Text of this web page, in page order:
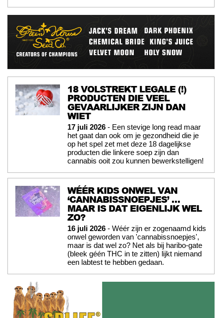
18 VOLSTREKT LEGALE (!)
PRODUCTEN DIE VEEL
GEVAARLIJKER ZIJN DAN
WIET
17 juli 2026 - Een stevige long read maar
het gaat dan ook om je gezondheid die je
op het spel zet met deze 18 dagelijkse
producten die linkere soep zijn dan
cannabis ooit zou kunnen bewerkstelligen!
WÉÉR KIDS ONWEL VAN
‘CANNABISSNOEPJES’ …
MAAR IS DAT EIGENLIJK WEL
ZO?
16 juli 2026 - Wéér zijn er zogenaamd kids
onwel geworden van 'cannabissnoepjes',
maar is dat wel zo? Net als bij haribo-gate
(bleek géén THC in te zitten) lijkt niemand
een labtest te hebben gedaan.